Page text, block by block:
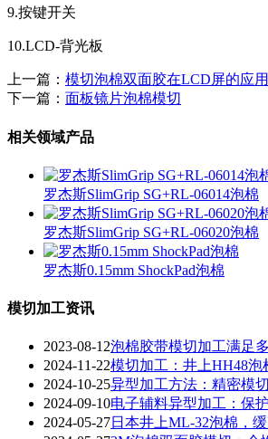
9.按键开关
10.LCD-背光板
上一篇： 模切泡棉双面胶在LCD屏的应用
下一篇： 面板镜片泡棉模切
相关领域产品
罗杰斯SlimGrip SG+RL-06014泡棉
罗杰斯SlimGrip SG+RL-06020泡棉
罗杰斯0.15mm ShockPad泡棉
模切加工资讯
2023-08-12泡棉胶带模切加工满足
2024-11-22模切加工：井上HH48
2024-10-25异型加工方法：精密模
2024-09-10电子辅料异型加工：保
2024-05-27日本井上ML-32泡棉，